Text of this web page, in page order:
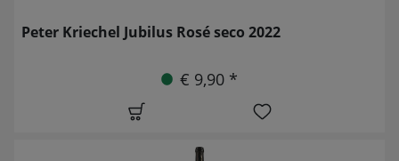
Peter Kriechel Jubilus Rosé seco 2022
€ 9,90 *